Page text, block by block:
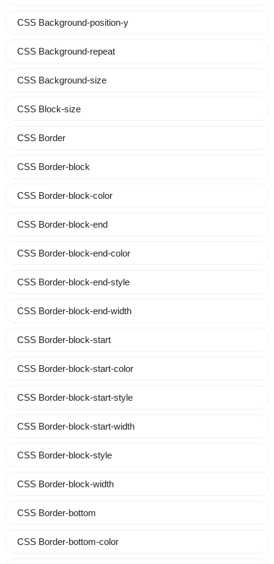
CSS Background-position-y
CSS Background-repeat
CSS Background-size
CSS Block-size
CSS Border
CSS Border-block
CSS Border-block-color
CSS Border-block-end
CSS Border-block-end-color
CSS Border-block-end-style
CSS Border-block-end-width
CSS Border-block-start
CSS Border-block-start-color
CSS Border-block-start-style
CSS Border-block-start-width
CSS Border-block-style
CSS Border-block-width
CSS Border-bottom
CSS Border-bottom-color